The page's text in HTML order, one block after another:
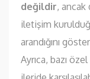
değildir, ancak
iletişim
arandığını
Ayrıca, bazı